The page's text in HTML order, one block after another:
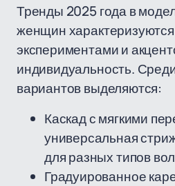
Тренды 2025 года в
женщин
экспериментами и
индивидуальность.
вариантов выделяются:
Каскад с мягкими
универсальная
для разных типов
Градуированное